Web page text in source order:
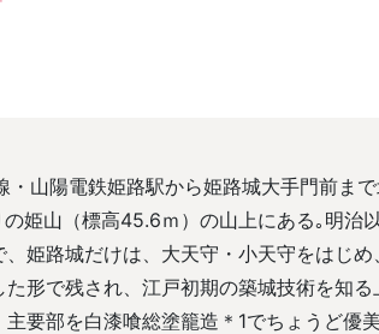
・山陽電鉄姫路駅から姫路城大手門前ま
姫山（標高45.6ｍ）の山上にある｡明治以
姫路城だけは、大天守・小天守をはじめ
形で残され、江戸初期の築城技術を知る
要部を白漆喰総塗籠造＊1でちょうど優